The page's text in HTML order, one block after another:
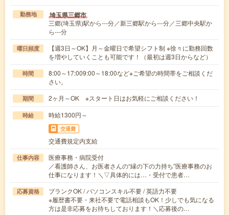
勤務地 埼玉県三郷市
三郷(埼玉県)駅から---分／新三郷駅から---分／三郷中央駅か
ら---分
曜日頻度
【週3日～OK】月～金曜日で希望シフト制 ※徐々に勤務回数
を増やしていくことも可能です！（最初は週3日からなど）
時間
8:00～17:009:00～18:00など※ご希望の時間帯をご相談くだ
さい。
期間 2ヶ月～OK ※スタート日はお気軽にご相談ください！
時給 時給1300円～
交通費
交通費規定内支給
仕事内容
医療事務・病院受付
／看護師さん、お医者さんの“縁の下の力持ち”医療事務のお
仕事になります！＼▽具体的には…・受付で患者…
応募資格
ブランクOK / パソコンスキル不要 / 英語力不要
※履歴書不要・来社不要で電話相談もOK！少しでも気になる
方は是非応募をお待ちしております！＼応募後の…